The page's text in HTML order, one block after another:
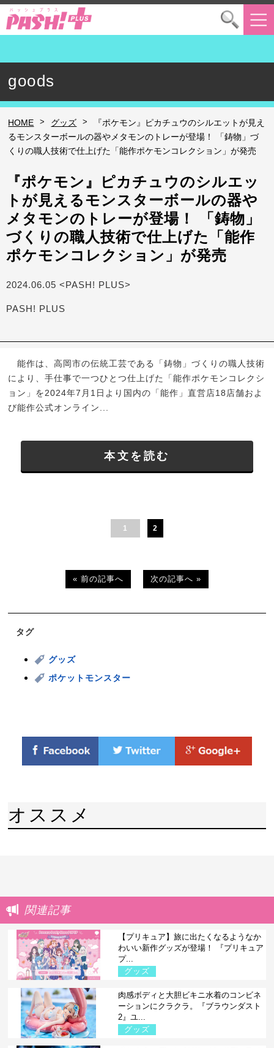
goods
HOME > グッズ >
『ポケモン』ピカチュウのシルエットが見え
るモンスターボールの器やメタモンのトレーが登場！ 「鋳物」づ
くりの職人技術で仕上げた「能作ポケモンコレクション」が発売
『ポケモン』ピカチュウのシルエッ
トが見えるモンスターボールの器や
メタモンのトレーが登場！ 「鋳物」
づくりの職人技術で仕上げた「能作
ポケモンコレクション」が発売
2024.06.05 <PASH! PLUS>
PASH! PLUS
能作は、高岡市の伝統工芸である「鋳物」づくりの職人技術
により、手仕事で一つひとつ仕上げた「能作ポケモンコレクシ
ョン」を2024年7月1日より国内の「能作」直営店18店舗およ
び能作公式オンライン...
本文を読む
1 2
« 前の記事へ 次の記事へ »
タグ
グッズ
ポケットモンスター
オススメ
関連記事
【プリキュア】旅に出たくなるようなか
わいい新作グッズが登場！ 『プリキュア
プ...
グッズ
肉感ボディと大胆ビキニ水着のコンビネ
ーションにクラクラ。『ブラウンダスト
2』ユ...
グッズ